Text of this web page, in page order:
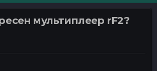
мультиплеер rF2?